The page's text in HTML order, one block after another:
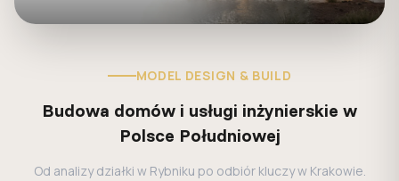
MODEL DESIGN & BUILD
Budowa domów i usługi inżynierskie w
Polsce Południowej
Od analizy działki w Rybniku po odbiór kluczy w Krakowie.